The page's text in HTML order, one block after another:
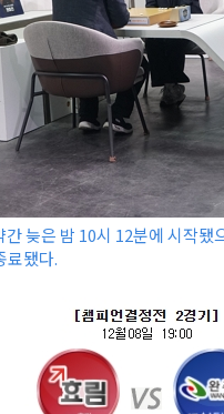
늦은 밤 10시 12분에 시작됐
료됐다.